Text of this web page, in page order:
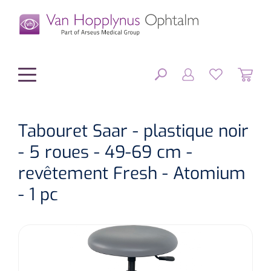
Chirurgie
Equipement chirurgical
Diagnostic
Optométrie/Orthoption
Optique & Optometrie
OPTIONS
Tabouret Saar - plastique noir
- 5 roues - 49-69 cm -
revêtement Fresh - Atomium
- 1 pc